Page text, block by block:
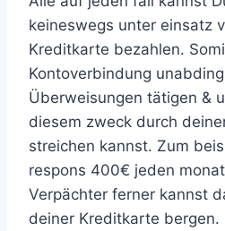
keineswegs unter einsatz
Kreditkarte bezahlen.
Kontoverbindung
Überweisungen tätigen &
diesem zweck durch
streichen kannst. Zum
respons 400€ jeden
Verpächter ferner kannst
deiner Kreditkarte bergen.